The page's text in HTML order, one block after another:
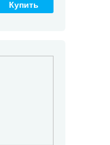
Купить